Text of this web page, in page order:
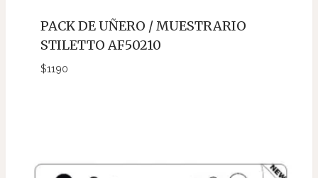
PACK DE UÑERO / MUESTRARIO
STILETTO AF50210
$1190